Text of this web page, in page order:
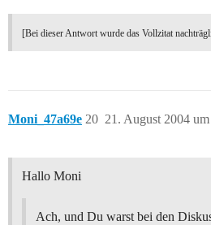
[Bei dieser Antwort wurde das Vollzitat
Moni_47a69e 21. August 2004 um
20
Hallo Moni
Ach, und Du warst bei den